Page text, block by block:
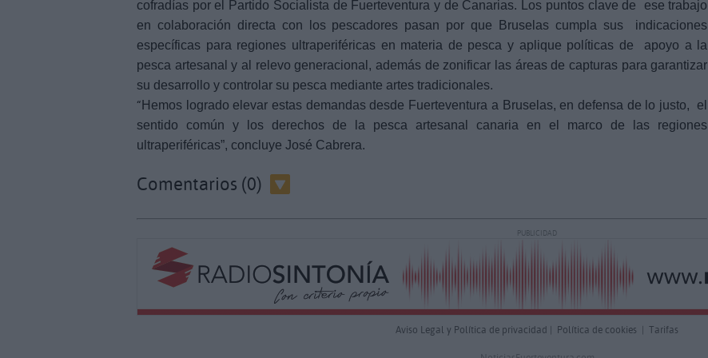
cofradías por el Partido Socialista de Fuerteventura y de Canarias. Los puntos clave de ese trabajo
en colaboración directa con los pescadores pasan por que Bruselas cumpla sus indicaciones
específicas para regiones ultraperiféricas en materia de pesca y aplique políticas de apoyo a la
pesca artesanal y al relevo generacional, además de zonificar las áreas de capturas para garantizar
su desarrollo y controlar su pesca mediante artes tradicionales.
“ H emos logrado elevar estas demandas desde Fuerteventura a Bruselas, en defensa de lo justo, el
sentido común y los derechos de la pesca artesanal canaria en el marco de las regiones
ultraperiféricas”, concluye José Cabrera.
Comentarios (0)
PUBLICIDAD
Aviso Legal y Política de privacidad | Política de cookies | Tarifas